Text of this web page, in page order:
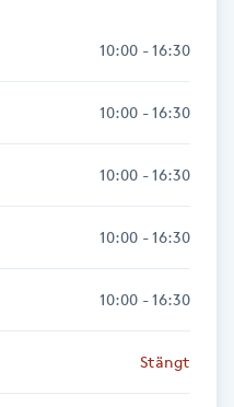
10:00 - 16:30
10:00 - 16:30
10:00 - 16:30
10:00 - 16:30
10:00 - 16:30
Stängt